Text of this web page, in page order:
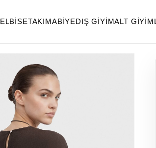
ELBISETAKIMABIYEDIŞ GIYIMALT GIYIM